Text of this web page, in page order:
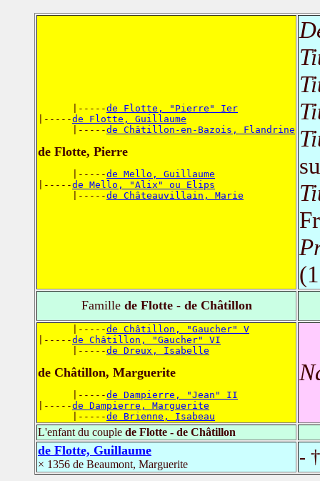
      |-----
de Flotte, "Pierre" Ier
|-----de Flotte, Guillaume
      |-----
de Châtillon-en-Bazois, Flandrine
de Flotte, Pierre
      |-----
de Mello, Guillaume
|-----de Mello, "Alix" ou Elips
      |-----
de Châteauvillain, Marie
Famillede Flotte - de Châtillon
      |-----
de Châtillon, "Gaucher" V
|-----de Châtillon, "Gaucher" VI
      |-----
de Dreux, Isabelle
de Châtillon, Marguerite
      |-----
de Dampierre, "Jean" II
|-----de Dampierre, Marguerite
      |-----
de Brienne, Isabeau
L'enfant du couple de Flotte - de Châtillon
de Flotte, Guillaume
× 1356 de Beaumont, Marguerite -